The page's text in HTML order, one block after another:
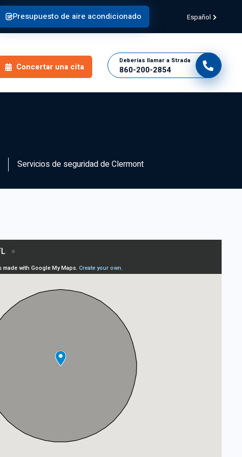
Presupuesto de aire acondicionado Español
Concertar una cita
Deberías llamar a Strada
860-200-2854
Servicios de seguridad de Clermont